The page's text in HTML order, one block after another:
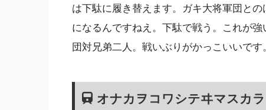
は下駄に履き替えます。ガキ大将軍団と
になるんですねえ。下駄で戦う。これが
団対兄弟二人。戦いぶりがかっこいいです
オナカヲコワシテヰマスカ